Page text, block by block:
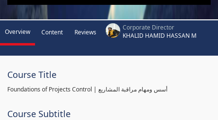
Overview Content Reviews
Corporate Director
KHALID HAMID HASSAN M
Course Title
Foundations of Projects Control | أسس ومهام مراقبة المشاريع
Course Subtitle